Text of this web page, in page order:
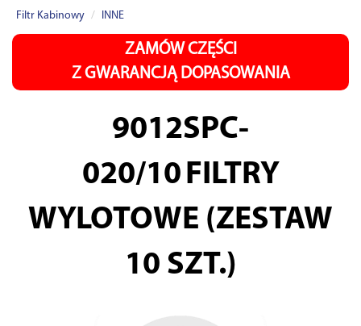
Filtr Kabinowy INNE
ZAMÓW CZĘŚCI
Z GWARANCJĄ DOPASOWANIA
9012SPC-
020/10 FILTRY
WYLOTOWE (ZESTAW
10 SZT.)